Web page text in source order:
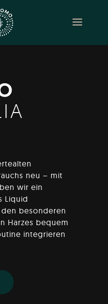
neu – mit
wir ein
Liquid
besonderen
Harzes bequem
integrieren